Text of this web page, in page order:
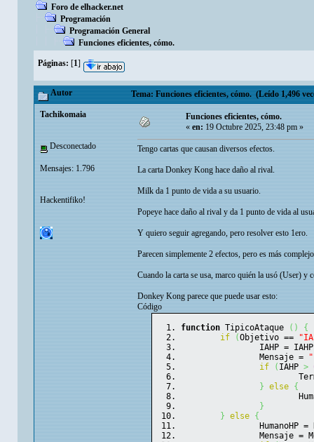
Foro de elhacker.net
Programación
Programación General
Funciones eficientes, cómo.
Páginas: [1]
Autor Tema: Funciones eficientes, cómo. (Leído 1,496
Tachikomaia
Desconectado
Mensajes: 1.796
Hackentifiko!
Funciones eficientes, cómo.
«en:19 Octubre 2025, 23:48 pm »
Tengo cartas que causan diversos efectos.
La carta Donkey Kong hace daño al rival.
Milk da 1 punto de vida a su usuario.
Popeye hace daño al rival y da 1 punto de vida al
Y quiero seguir agregando, pero resolver esto 1ero.
Parecen simplemente 2 efectos, pero es más
Cuando la carta se usa, marco quién la usó (User)
Donkey Kong parece que puede usar esto:
Código
function TipicoAtaque ( )
{
if
(Objetivo ==
IAHP =
		Mensaje =
if
( IAHP >
} else {
}
} else {
HumanoHP
Mensaje =